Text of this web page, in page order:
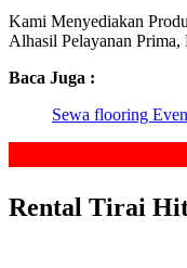
Kami Menyediakan
Alhasil Pelayanan
Baca Juga :
Sewa flooring
Rental Tirai